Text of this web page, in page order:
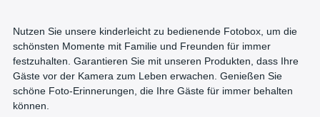
Nutzen Sie unsere kinderleicht zu bedienende Fotobox, um die
schönsten Momente mit Familie und Freunden für immer
festzuhalten. Garantieren Sie mit unseren Produkten, dass Ihre
Gäste vor der Kamera zum Leben erwachen. Genießen Sie
schöne Foto-Erinnerungen, die Ihre Gäste für immer behalten
können.